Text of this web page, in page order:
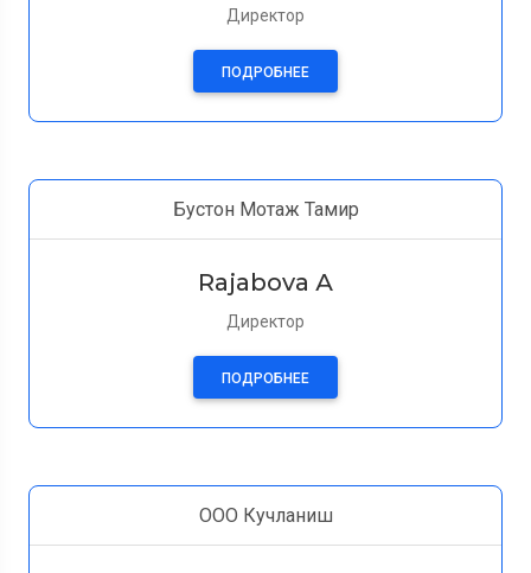
Директор
ПОДРОБНЕЕ
Бустон Мотаж Тамир
Rajabova А
Директор
ПОДРОБНЕЕ
ООО Кучланиш